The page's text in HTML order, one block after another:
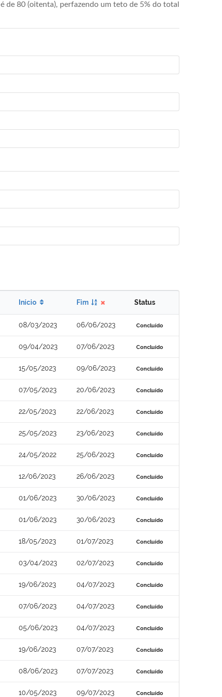
de 80 (oitenta), perfazendo um teto de 5% do total
Início Fim Status
08/03/2023 06/06/2023 Concluído
09/04/2023 07/06/2023 Concluído
15/05/2023 09/06/2023 Concluído
07/05/2023 20/06/2023 Concluído
22/05/2023 22/06/2023 Concluído
25/05/2023 23/06/2023 Concluído
24/05/2022 25/06/2023 Concluído
12/06/2023 26/06/2023 Concluído
01/06/2023 30/06/2023 Concluído
01/06/2023 30/06/2023 Concluído
18/05/2023 01/07/2023 Concluído
03/04/2023 02/07/2023 Concluído
19/06/2023 04/07/2023 Concluído
07/06/2023 04/07/2023 Concluído
05/06/2023 04/07/2023 Concluído
19/06/2023 07/07/2023 Concluído
08/06/2023 07/07/2023 Concluído
10/05/2023 09/07/2023 Concluído